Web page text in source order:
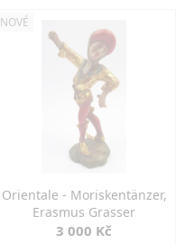
NOVÉ
Orientale - Moriskentänzer,
Erasmus Grasser
3 000 Kč